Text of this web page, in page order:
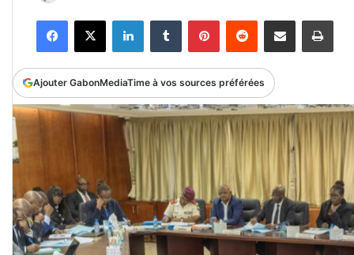
courriel
FacebookX LinkedinTumblr PinterestReddit Partager par email
Ajouter GabonMediaTime à vos sources préférées